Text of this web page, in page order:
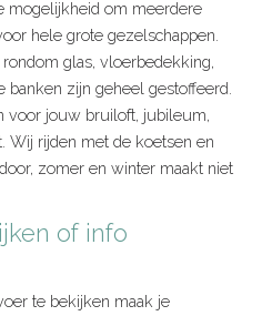
mogelijkheid om meerdere
hele grote gezelschappen.
glas, vloerbedekking,
zijn geheel gestoffeerd.
voor jouw bruiloft, jubileum,
Wij rijden met de koetsen en
zomer en winter maakt niet
of info
te bekijken maak je